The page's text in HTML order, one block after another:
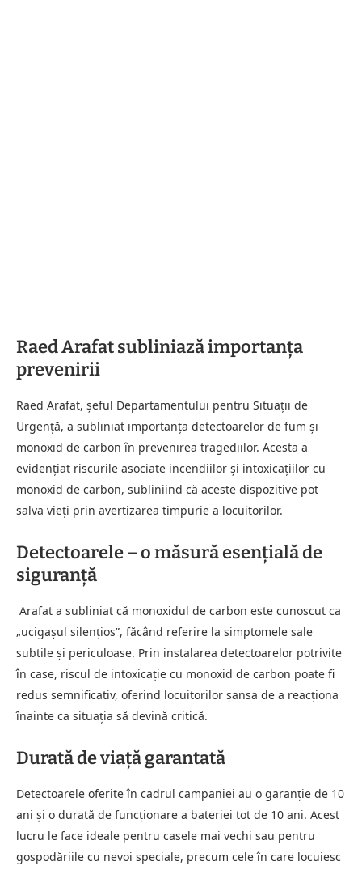
Raed Arafat subliniază importanța
prevenirii
Raed Arafat, șeful Departamentului pentru Situații de
Urgență, a subliniat importanța detectoarelor de fum și
monoxid de carbon în prevenirea tragediilor. Acesta a
evidențiat riscurile asociate incendiilor și intoxicațiilor cu
monoxid de carbon, subliniind că aceste dispozitive pot
salva vieți prin avertizarea timpurie a locuitorilor.
Detectoarele – o măsură esențială de
siguranță
Arafat a subliniat că monoxidul de carbon este cunoscut ca
„ucigașul silențios”, făcând referire la simptomele sale
subtile și periculoase. Prin instalarea detectoarelor potrivite
în case, riscul de intoxicație cu monoxid de carbon poate fi
redus semnificativ, oferind locuitorilor șansa de a reacționa
înainte ca situația să devină critică.
Durată de viață garantată
Detectoarele oferite în cadrul campaniei au o garanție de 10
ani și o durată de funcționare a bateriei tot de 10 ani. Acest
lucru le face ideale pentru casele mai vechi sau pentru
gospodăriile cu nevoi speciale, precum cele în care locuiesc